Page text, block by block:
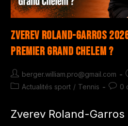
Zverev Roland-Garros
premier Grand Chelem ?
berger.william.pro@gmail.com
Actualités sport / Tennis 0
Zverev Roland-